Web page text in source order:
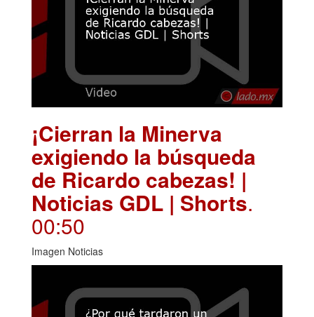
¡Cierran la Minerva
exigiendo la búsqueda
de Ricardo cabezas! |
Noticias GDL | Shorts.
00:50
Imagen Noticias